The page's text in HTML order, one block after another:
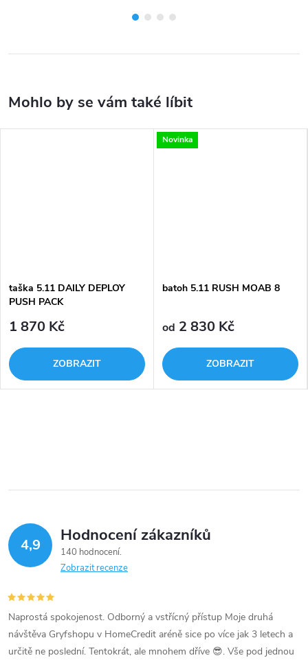
taška 5.11 DAILY DEPLOY
PUSH PACK
1 870 Kč
ZOBRAZIT
Novinka
batoh 5.11 RUSH MOAB 8
od 2 830 Kč
ZOBRAZIT
4,9 Hodnocení zákazníků
140 hodnocení
Zobrazit recenze
Naprostá spokojenost. Odborný a vstřícný přístup Moje druhá
návštěva Gryfshopu v HomeCredit aréně sice po více jak 3 letech a
určitě ne poslední. Tentokrát, ale mnohem dříve 😎. Vše pod jednou